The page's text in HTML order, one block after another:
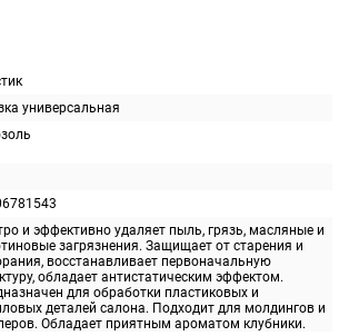
универсальная
и эффективно удаляет пыль, грязь, масляные и
загрязнения. Защищает от старения и
восстанавливает первоначальную
обладает антистатическим эффектом.
для обработки пластиковых и
деталей салона. Подходит для молдингов и
Обладает приятным ароматом клубники.